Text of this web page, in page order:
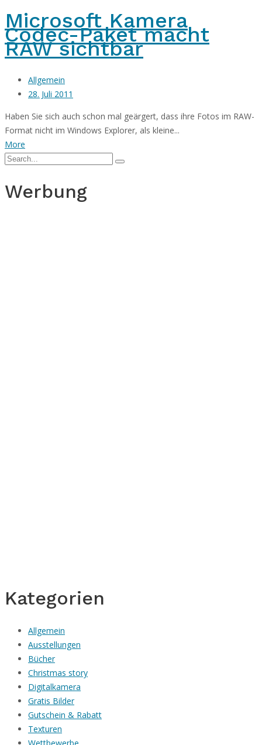
Microsoft Kamera
Codec-Paket macht
RAW sichtbar
Allgemein
28. Juli 2011
Haben Sie sich auch schon mal geärgert, dass ihre Fotos im RAW-
Format nicht im Windows Explorer, als kleine...
More
Werbung
Kategorien
Allgemein
Ausstellungen
Bücher
Christmas story
Digitalkamera
Gratis Bilder
Gutschein & Rabatt
Texturen